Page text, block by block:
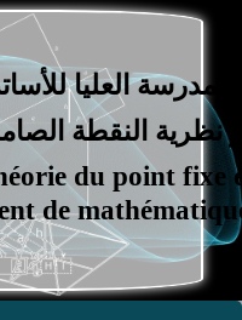
العليا
النقطة
du point
de